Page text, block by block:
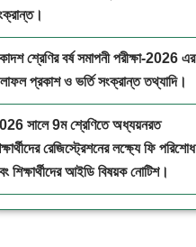
শ্রেণির বর্ষ সমাপনী পরীক্ষা-2026 এর
প্রকাশ ও ভর্তি সংক্রান্ত তথ্যাদি।
সালে 9ম শ্রেণিতে অধ্যয়নরত
রেজিস্ট্রেশনের লক্ষ্যে ফি পরিশোধ
শিক্ষার্থীদের আইডি বিষয়ক নোটিশ।